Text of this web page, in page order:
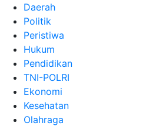
Daerah
Politik
Peristiwa
Hukum
Pendidikan
TNI-POLRI
Ekonomi
Kesehatan
Olahraga